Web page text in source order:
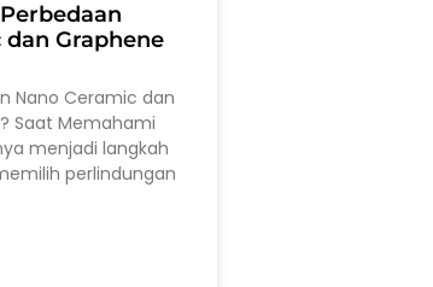
Graphene
Nano Ceramic dan
Saat Memahami
menjadi langkah
perlindungan